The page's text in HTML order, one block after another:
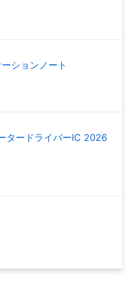
ションノート
タードライバーIC 2026